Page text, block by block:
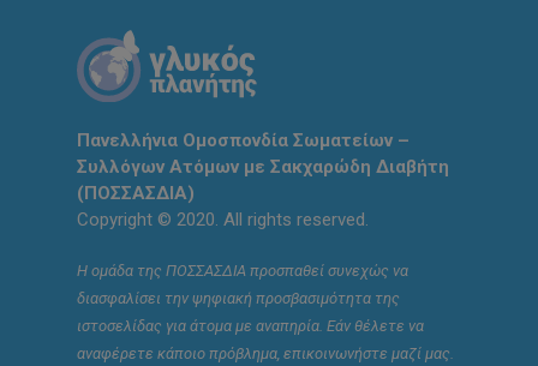
Πανελλήνια Ομοσπονδία Σωματείων –
Συλλόγων Ατόμων με Σακχαρώδη Διαβήτη
(ΠΟΣΣΑΣΔΙΑ)
Copyright © 2020. All rights reserved.
Η ομάδα της ΠΟΣΣΑΣΔΙΑ προσπαθεί συνεχώς να
διασφαλίσει την ψηφιακή προσβασιμότητα της
ιστοσελίδας για άτομα με αναπηρία. Εάν θέλετε να
αναφέρετε κάποιο πρόβλημα, επικοινωνήστε μαζί μας.